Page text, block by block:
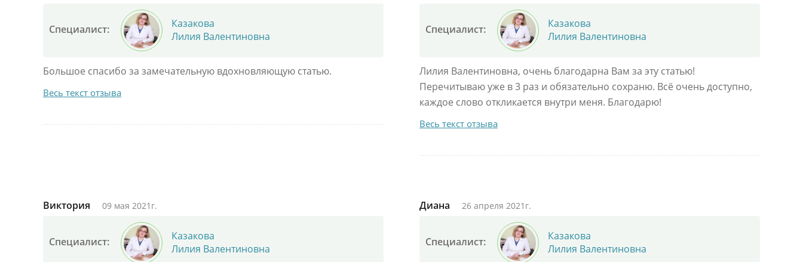
Специалист:
Казакова
Лилия Валентиновна
Большое спасибо за замечательную вдохновляющую статью.
Весь текст отзыва
Специалист:
Казакова
Лилия Валентиновна
Лилия Валентиновна, очень благодарна Вам за эту статью!
Перечитываю уже в 3 раз и обязательно сохраню. Всё очень доступно,
каждое слово откликается внутри меня. Благодарю!
Весь текст отзыва
Виктория 09 мая 2021г.
Специалист:
Казакова
Лилия Валентиновна
Диана 26 апреля 2021г.
Специалист:
Казакова
Лилия Валентиновна